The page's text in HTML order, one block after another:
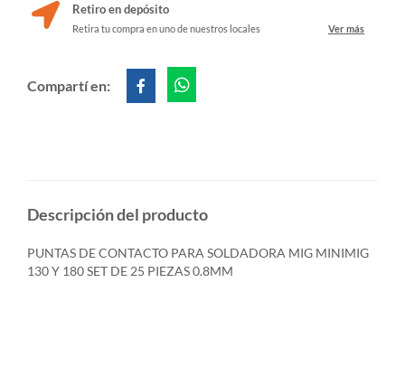
Retiro en depósito
Retira tu compra en uno de nuestros locales Ver más
Compartí en:
Descripción del producto
PUNTAS DE CONTACTO PARA SOLDADORA MIG MINIMIG
130 Y 180 SET DE 25 PIEZAS 0.8MM